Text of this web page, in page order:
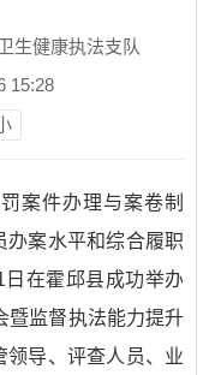
生健康执法支队
15:28
案件办理与案卷制
办案水平和综合履职
在霍邱县成功举办
暨监督执法能力提升
领导、评查人员、业